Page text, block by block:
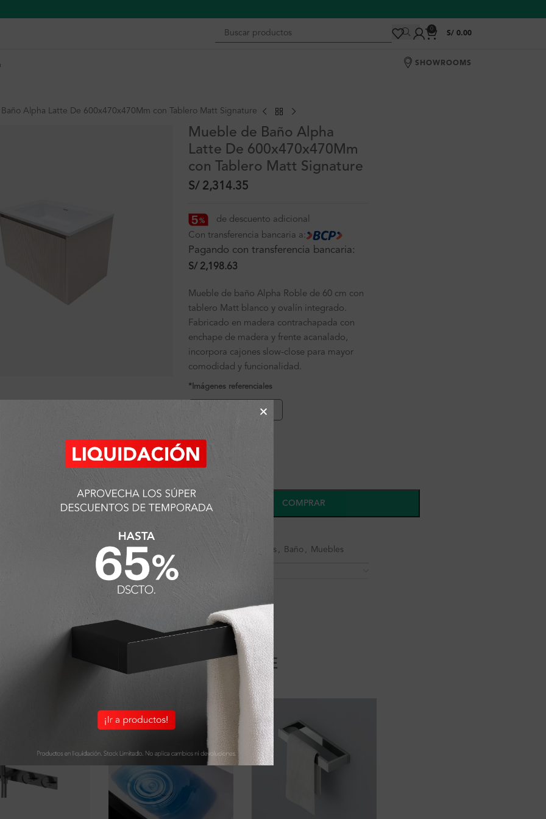
0
S/ 0.00
SHOWROOMS
Alpha Latte De 600x470x470Mm con Tablero Matt Signature
Mueble de Baño Alpha
Latte De 600x470x470Mm
con Tablero Matt Signature
S/2,314.35
de descuento adicional
Con transferencia bancaria a:
Pagando con transferencia bancaria:
S/2,198.63
Mueble de baño Alpha Roble de 60 cm con
tablero Matt blanco y ovalín integrado.
Fabricado en madera contrachapada con
enchape de madera y frente acanalado,
incorpora cajones slow-close para mayor
comodidad y funcionalidad.
*Imágenes referenciales
Ficha de producto
COMPRAR
Ambientes , Baño , Muebles
QUE PUEDEN INTERESARTE